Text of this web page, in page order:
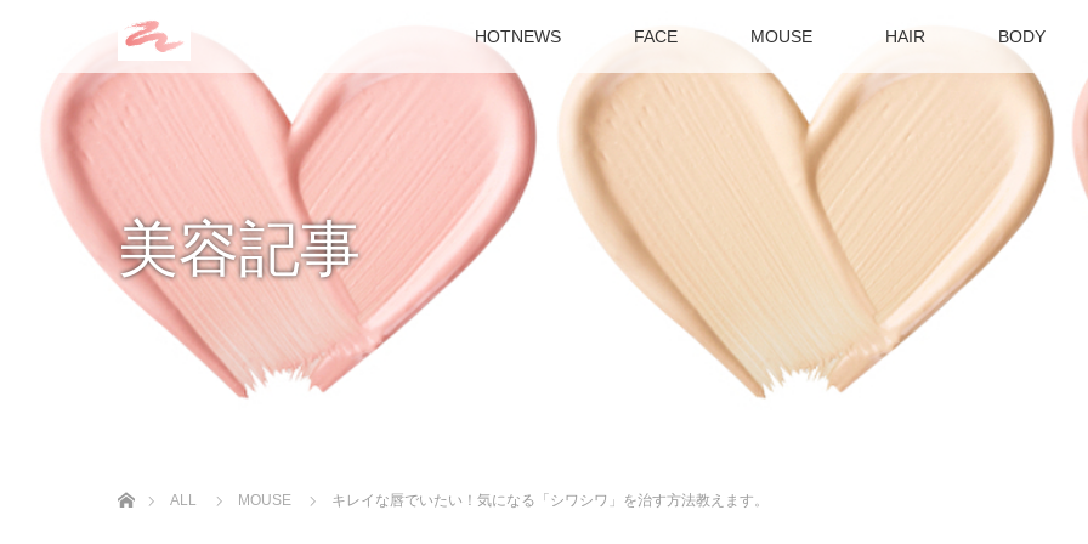
HOTNEWS FACE MOUSE HAIR BODY
美容記事
ALL
MOUSE キレイな唇でいたい！気になる「シワシワ」を治す方法教えます。